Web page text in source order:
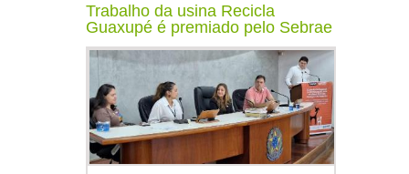
Trabalho da usina Recicla
Guaxupé é premiado pelo Sebrae